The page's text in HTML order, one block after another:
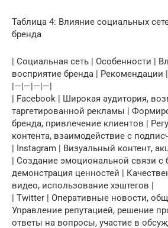
Таблица 4: Влияние социальных
бренда
| Социальная сеть | Особенности |
восприятие бренда | Рекомендации |
|—|—|—|—|
| Facebook | Широкая аудитория,
таргетированной рекламы |
бренда, привлечение клиентов |
контента, взаимодействие с
| Instagram | Визуальный контент,
| Создание эмоциональной связи с
демонстрация ценностей |
видео, использование хэштегов |
| Twitter | Оперативные новости,
Управление репутацией, решение
ответы на вопросы, участие в